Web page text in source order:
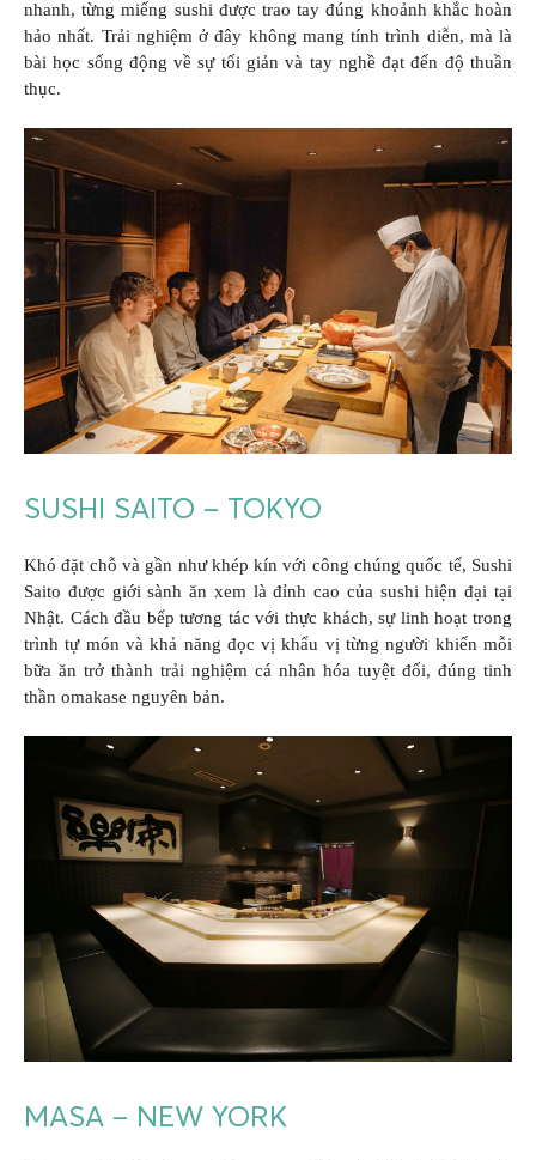
nhanh, từng miếng sushi được trao tay đúng khoảnh khắc hoàn
hảo nhất. Trải nghiệm ở đây không mang tính trình diễn, mà là
bài học sống động về sự tối giản và tay nghề đạt đến độ thuần
thục.
SUSHI SAITO – TOKYO
Khó đặt chỗ và gần như khép kín với công chúng quốc tế, Sushi
Saito được giới sành ăn xem là đỉnh cao của sushi hiện đại tại
Nhật. Cách đầu bếp tương tác với thực khách, sự linh hoạt trong
trình tự món và khả năng đọc vị khẩu vị từng người khiến mỗi
bữa ăn trở thành trải nghiệm cá nhân hóa tuyệt đối, đúng tinh
thần omakase nguyên bản.
MASA – NEW YORK